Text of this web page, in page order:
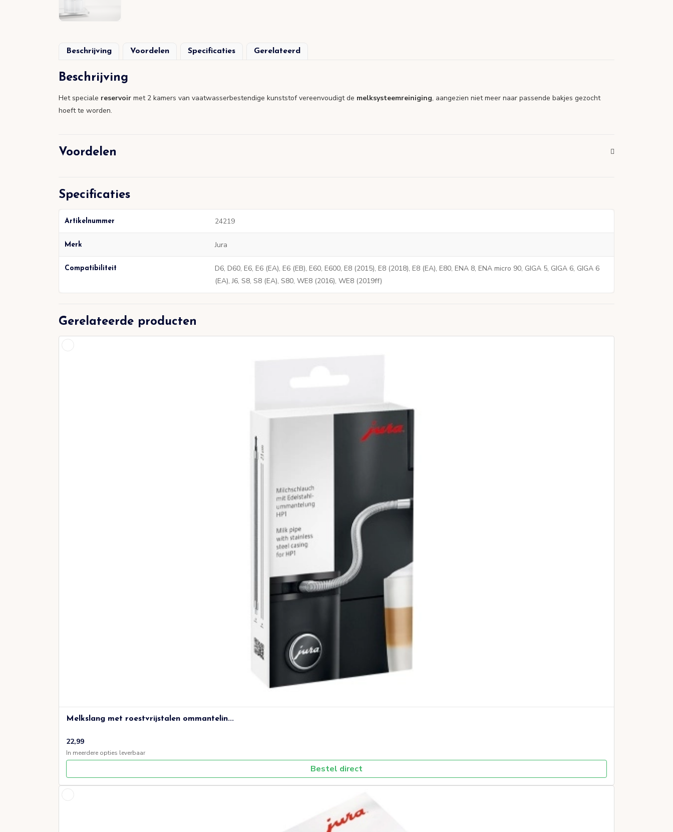
Beschrijving Voordelen Specificaties Gerelateerd
Beschrijving
Het speciale reservoir met 2 kamers van vaatwasserbestendige kunststof vereenvoudigt de melksysteemreiniging, aangezien niet meer naar passende bakjes gezocht
hoeft te worden.
Voordelen
Specificaties
Artikelnummer 24219
Merk Jura
Compatibiliteit
D6, D60, E6, E6 (EA), E6 (EB), E60, E600, E8 (2015), E8 (2018), E8 (EA), E80, ENA 8, ENA micro 90, GIGA 5, GIGA 6, GIGA 6
(EA), J6, S8, S8 (EA), S80, WE8 (2016), WE8 (2019ff)
Gerelateerde producten
Melkslang met roestvrijstalen ommantelin...
22,99
In meerdere opties leverbaar
Bestel direct